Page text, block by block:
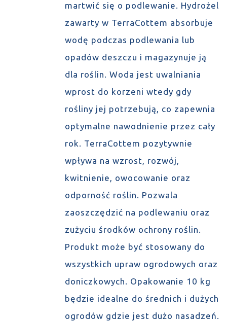
martwić się o podlewanie. Hydrożel
zawarty w TerraCottem absorbuje
wodę podczas podlewania lub
opadów deszczu i magazynuje ją
dla roślin. Woda jest uwalniania
wprost do korzeni wtedy gdy
rośliny jej potrzebują, co zapewnia
optymalne nawodnienie przez cały
rok. TerraCottem pozytywnie
wpływa na wzrost, rozwój,
kwitnienie, owocowanie oraz
odporność roślin. Pozwala
zaoszczędzić na podlewaniu oraz
zużyciu środków ochrony roślin.
Produkt może być stosowany do
wszystkich upraw ogrodowych oraz
doniczkowych. Opakowanie 10 kg
będzie idealne do średnich i dużych
ogrodów gdzie jest dużo nasadzeń.